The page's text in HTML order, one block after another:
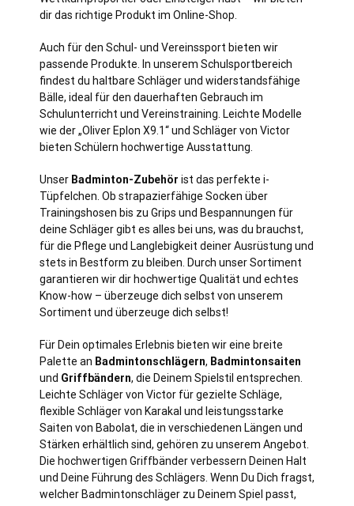
dir das richtige Produkt im Online-Shop.
Auch für den Schul- und Vereinssport bieten wir
passende Produkte. In unserem Schulsportbereich
findest du haltbare Schläger und widerstandsfähige
Bälle, ideal für den dauerhaften Gebrauch im
Schulunterricht und Vereinstraining. Leichte Modelle
wie der „Oliver Eplon X9.1“ und Schläger von Victor
bieten Schülern hochwertige Ausstattung.
Unser Badminton-Zubehör ist das perfekte i-
Tüpfelchen. Ob strapazierfähige Socken über
Trainingshosen bis zu Grips und Bespannungen für
deine Schläger gibt es alles bei uns, was du brauchst,
für die Pflege und Langlebigkeit deiner Ausrüstung und
stets in Bestform zu bleiben. Durch unser Sortiment
garantieren wir dir hochwertige Qualität und echtes
Know-how – überzeuge dich selbst von unserem
Sortiment und überzeuge dich selbst!
Für Dein optimales Erlebnis bieten wir eine breite
Palette an Badmintonschlägern, Badmintonsaiten
und Griffbändern, die Deinem Spielstil entsprechen.
Leichte Schläger von Victor für gezielte Schläge,
flexible Schläger von Karakal und leistungsstarke
Saiten von Babolat, die in verschiedenen Längen und
Stärken erhältlich sind, gehören zu unserem Angebot.
Die hochwertigen Griffbänder verbessern Deinen Halt
und Deine Führung des Schlägers. Wenn Du Dich fragst,
welcher Badmintonschläger zu Deinem Spiel passt,